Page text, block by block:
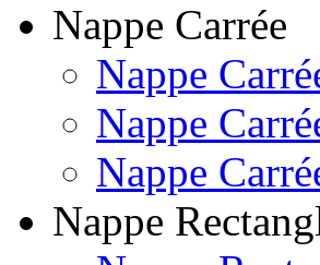
Nappe Carrée
Nappe
Nappe
Nappe
Nappe